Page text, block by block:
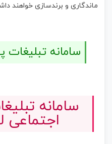
ماندگاری و برندسازی خواهند
سامانه تبلیغات
سامانه
اجتماعی